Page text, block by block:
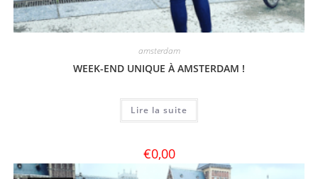
amsterdam
WEEK-END UNIQUE À AMSTERDAM !
Lire la suite
€0,00